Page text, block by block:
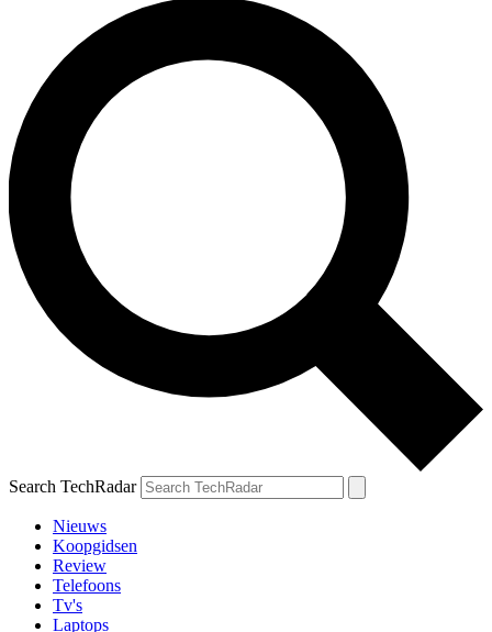
Search TechRadar
Nieuws
Koopgidsen
Review
Telefoons
Tv's
Laptops